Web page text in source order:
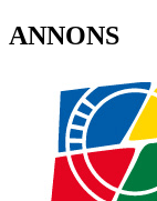
ANNONS